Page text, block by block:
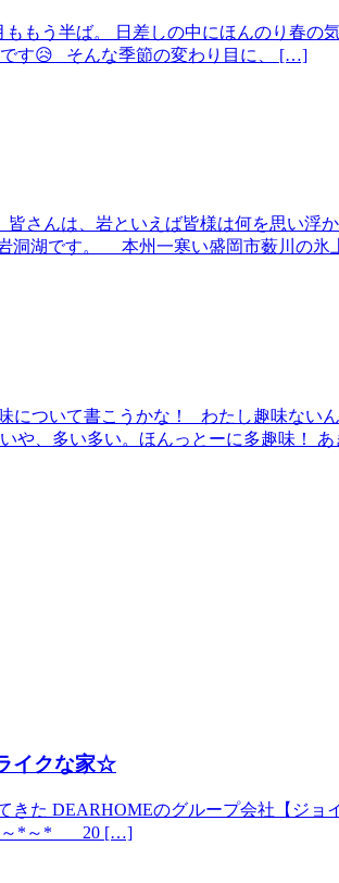
もう半ば。 日差しの中にほんのり春
す😥 そんな季節の変わり目に、 […]
さんは、岩といえば皆様は何を思い浮
洞湖です。 本州一寒い盛岡市薮川の
について書こうかな！ わたし趣味ない
や、多い多い。ほんっとーに多趣味！
イクな家☆
きた DEARHOMEのグループ会社【
*～*～* 20 […]